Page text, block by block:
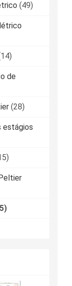
(49)
de
(28)
estágios